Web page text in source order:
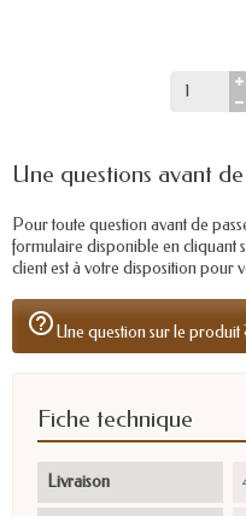
Une questions avant
Pour toute question avant de
formulaire disponible en cliquant
client est à votre disposition pour
help_outlineUne question sur le produit
Fiche technique
Livraison